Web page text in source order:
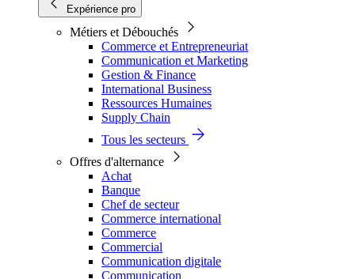
Expérience pro
Métiers et Débouchés
Commerce et Entrepreneuriat
Communication et Marketing
Gestion & Finance
International Business
Ressources Humaines
Supply Chain
Tous les secteurs
Offres d'alternance
Achat
Banque
Chef de secteur
Commerce international
Commerce
Commercial
Communication digitale
Communication